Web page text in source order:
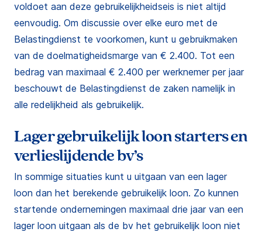
voldoet aan deze gebruikelijkheidseis is niet altijd
eenvoudig. Om discussie over elke euro met de
Belastingdienst te voorkomen, kunt u gebruikmaken
van de doelmatigheidsmarge van € 2.400. Tot een
bedrag van maximaal € 2.400 per werknemer per jaar
beschouwt de Belastingdienst de zaken namelijk in
alle redelijkheid als gebruikelijk.
Lager gebruikelijk loon starters en
verlieslijdende bv’s
In sommige situaties kunt u uitgaan van een lager
loon dan het berekende gebruikelijk loon. Zo kunnen
startende ondernemingen maximaal drie jaar van een
lager loon uitgaan als de bv het gebruikelijk loon niet